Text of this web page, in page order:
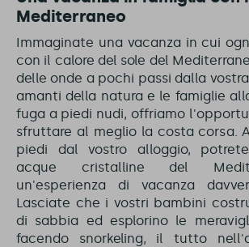
Mediterraneo
Immaginate una vacanza in cui
con il calore del sole del
delle onde a pochi passi dalla
amanti della natura e le famiglie
fuga a piedi nudi, offriamo
sfruttare al meglio la costa corsa.
piedi dal vostro alloggio,
acque cristalline del
un'esperienza di vacanza
Lasciate che i vostri bambini
di sabbia ed esplorino le
facendo snorkeling, il tutto